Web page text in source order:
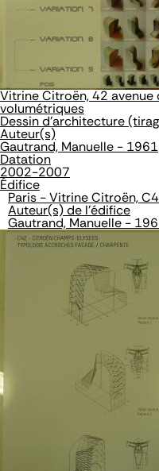
Vitrine Citroën, 42 avenue
volumétriques
Dessin d'architecture
Auteur(s)
Gautrand, Manuelle - 1961
Datation
2002-2007
Édifice
Paris - Vitrine Citroën,
Auteur(s) de l'édifice
Gautrand, Manuelle -